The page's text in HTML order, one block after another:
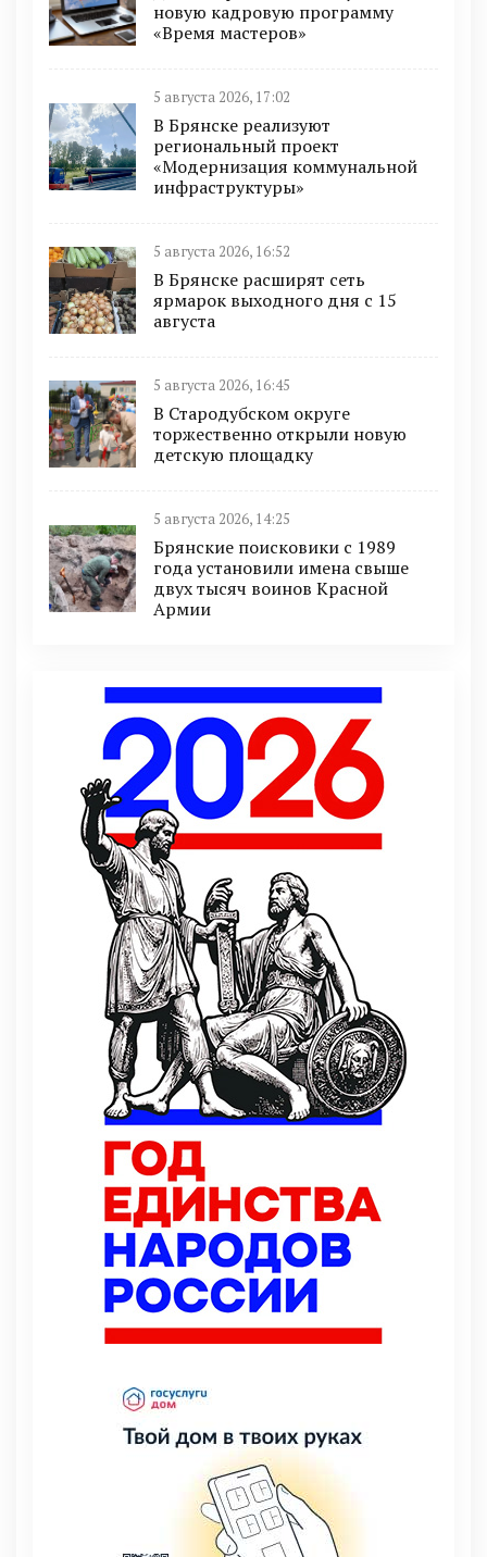
новую кадровую программу
«Время мастеров»
5 августа 2026, 17:02
В Брянске реализуют
региональный проект
«Модернизация коммунальной
инфраструктуры»
5 августа 2026, 16:52
В Брянске расширят сеть
ярмарок выходного дня с 15
августа
5 августа 2026, 16:45
В Стародубском округе
торжественно открыли новую
детскую площадку
5 августа 2026, 14:25
Брянские поисковики с 1989
года установили имена свыше
двух тысяч воинов Красной
Армии